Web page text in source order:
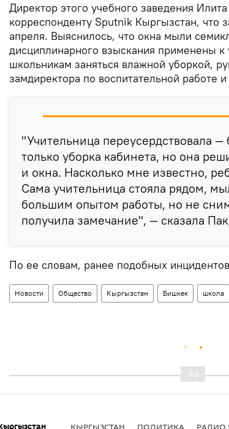
Директор этого учебного заведения
корреспонденту Sputnik Кыргызстан, что
апреля. Выяснилось, что окна мыли
дисциплинарного взыскания применены
школьникам заняться влажной уборкой,
замдиректора по воспитательной работе и
"Учительница переусердствовала
только уборка кабинета, но она
и окна. Насколько мне известно,
Сама учительница стояла рядом,
большим опытом работы, но не
получила замечание", — сказала
По ее словам, ранее подобных
Новости Общество Кыргызстан Бишкек школа
КЫРГЫЗСТАН ПОЛИТИКА РАДИО